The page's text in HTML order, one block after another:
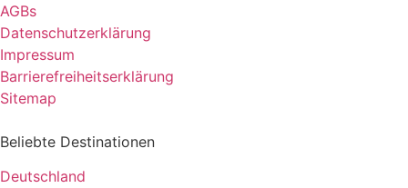
AGBs
Datenschutzerklärung
Impressum
Barrierefreiheitserklärung
Sitemap
Beliebte Destinationen
Deutschland